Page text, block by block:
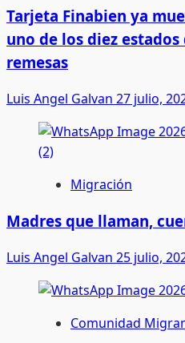
Tarjeta Finabien ya
uno de los diez
remesas
Luis Angel Galvan 27 julio,
Migración
Madres que llaman,
Luis Angel Galvan 25 julio,
Comunidad